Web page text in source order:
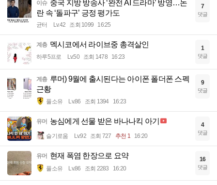
이슈 중국 지방 방송사 ‘완전 AI 드라마’ 방영…논
란 속 ‘돌파구’ 긍정 평가도
균터 Lv.42 조회 1099 16:25
7
댓글
계층 멕시코에서 라이브중 총격살인
하루5프로 Lv.50 조회 1478 16:23
1
댓글
계층 루머) 9월에 출시된다는 아이폰 폴더폰 스펙
근황
풀소유 Lv.86 조회 1394 16:23
9
댓글
유머 농심에게 선물 받은 바나나킥 아기
슬기로움 Lv.92 조회 727 추천 1 16:20
4
댓글
유머 현재 폭염 한장으로 요약
풀소유 Lv.86 조회 2283 16:20
16
댓글